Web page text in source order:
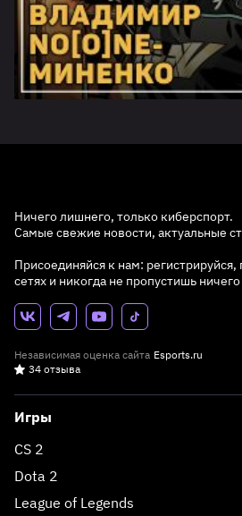
Ничего лишнего, только киберспорт.
Самые свежие новости, актуальные
Присоединяйся к нам: регистрируйся,
сетях и никогда не пропустишь
Независимая оценка сайта Esports.ru
34 отзыва
Игры
CS 2
Dota 2
League of Legends